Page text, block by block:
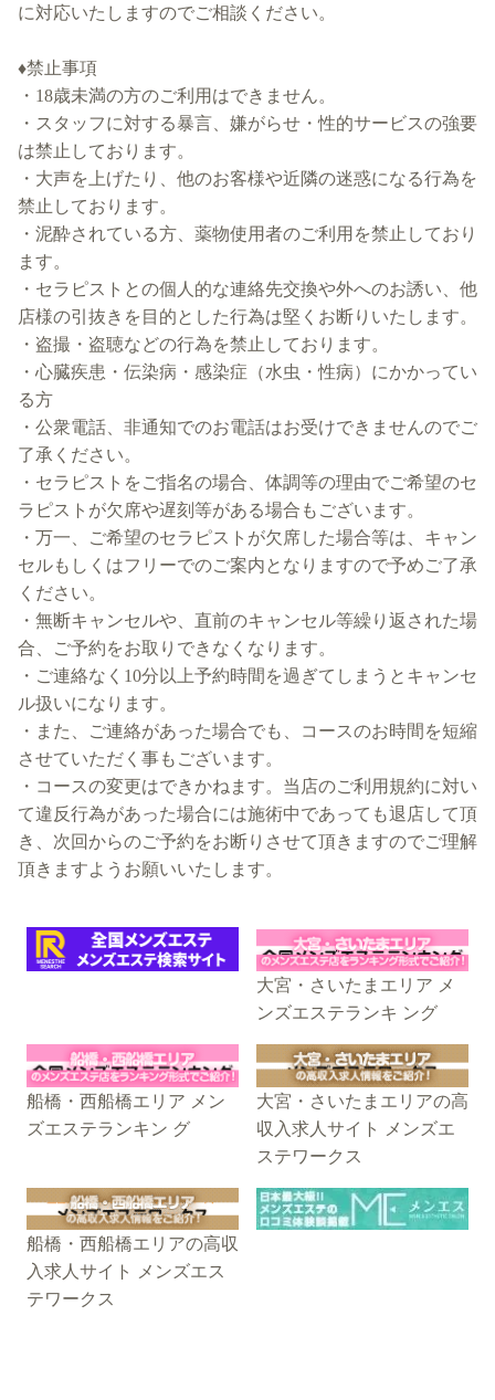
に対応いたしますのでご相談ください。
♦禁止事項
・18歳未満の方のご利用はできません。
・スタッフに対する暴言、嫌がらせ・性的サービスの強要
は禁止しております。
・大声を上げたり、他のお客様や近隣の迷惑になる行為を
禁止しております。
・泥酔されている方、薬物使用者のご利用を禁止しており
ます。
・セラピストとの個人的な連絡先交換や外へのお誘い、他
店様の引抜きを目的とした行為は堅くお断りいたします。
・盗撮・盗聴などの行為を禁止しております。
・心臓疾患・伝染病・感染症（水虫・性病）にかかってい
る方
・公衆電話、非通知でのお電話はお受けできませんのでご
了承ください。
・セラピストをご指名の場合、体調等の理由でご希望のセ
ラピストが欠席や遅刻等がある場合もございます。
・万一、ご希望のセラピストが欠席した場合等は、キャン
セルもしくはフリーでのご案内となりますので予めご了承
ください。
・無断キャンセルや、直前のキャンセル等繰り返された場
合、ご予約をお取りできなくなります。
・ご連絡なく10分以上予約時間を過ぎてしまうとキャンセ
ル扱いになります。
・また、ご連絡があった場合でも、コースのお時間を短縮
させていただく事もございます。
・コースの変更はできかねます。当店のご利用規約に対い
て違反行為があった場合には施術中であっても退店して頂
き、次回からのご予約をお断りさせて頂きますのでご理解
頂きますようお願いいたします。
大宮・さいたまエリア メ
ンズエステランキ ング
船橋・西船橋エリア メン
ズエステランキン グ
大宮・さいたまエリアの高
収入求人サイト メンズエ
ステワークス
船橋・西船橋エリアの高収
入求人サイト メンズエス
テワークス